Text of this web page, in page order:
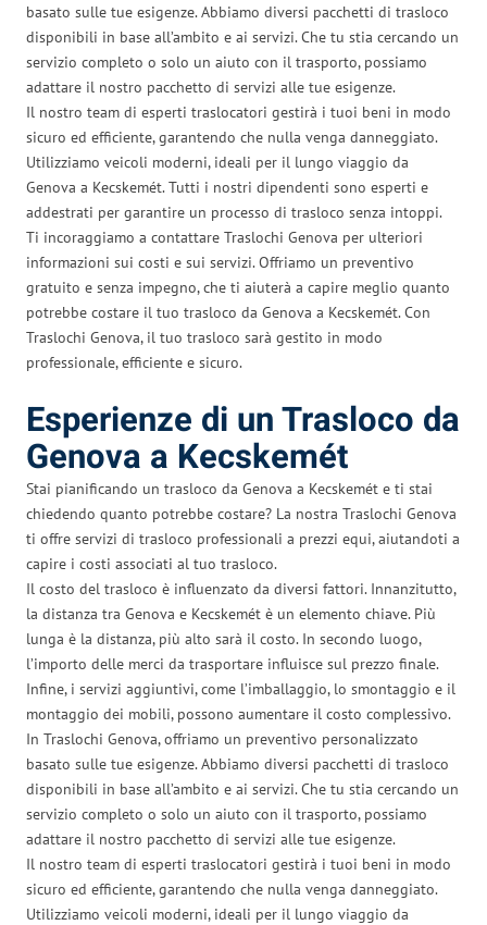
basato sulle tue esigenze. Abbiamo diversi pacchetti di trasloco
disponibili in base all’ambito e ai servizi. Che tu stia cercando un
servizio completo o solo un aiuto con il trasporto, possiamo
adattare il nostro pacchetto di servizi alle tue esigenze.
Il nostro team di esperti traslocatori gestirà i tuoi beni in modo
sicuro ed efficiente, garantendo che nulla venga danneggiato.
Utilizziamo veicoli moderni, ideali per il lungo viaggio da
Genova a Kecskemét. Tutti i nostri dipendenti sono esperti e
addestrati per garantire un processo di trasloco senza intoppi.
Ti incoraggiamo a contattare Traslochi Genova per ulteriori
informazioni sui costi e sui servizi. Offriamo un preventivo
gratuito e senza impegno, che ti aiuterà a capire meglio quanto
potrebbe costare il tuo trasloco da Genova a Kecskemét. Con
Traslochi Genova, il tuo trasloco sarà gestito in modo
professionale, efficiente e sicuro.
Esperienze di un Trasloco da
Genova a Kecskemét
Stai pianificando un trasloco da Genova a Kecskemét e ti stai
chiedendo quanto potrebbe costare? La nostra Traslochi Genova
ti offre servizi di trasloco professionali a prezzi equi, aiutandoti a
capire i costi associati al tuo trasloco.
Il costo del trasloco è influenzato da diversi fattori. Innanzitutto,
la distanza tra Genova e Kecskemét è un elemento chiave. Più
lunga è la distanza, più alto sarà il costo. In secondo luogo,
l’importo delle merci da trasportare influisce sul prezzo finale.
Infine, i servizi aggiuntivi, come l’imballaggio, lo smontaggio e il
montaggio dei mobili, possono aumentare il costo complessivo.
In Traslochi Genova, offriamo un preventivo personalizzato
basato sulle tue esigenze. Abbiamo diversi pacchetti di trasloco
disponibili in base all’ambito e ai servizi. Che tu stia cercando un
servizio completo o solo un aiuto con il trasporto, possiamo
adattare il nostro pacchetto di servizi alle tue esigenze.
Il nostro team di esperti traslocatori gestirà i tuoi beni in modo
sicuro ed efficiente, garantendo che nulla venga danneggiato.
Utilizziamo veicoli moderni, ideali per il lungo viaggio da